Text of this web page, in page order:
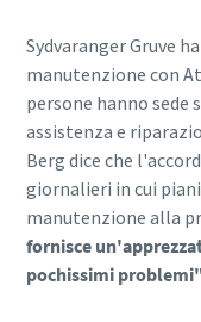
Sydvaranger Gruve
manutenzione con
persone hanno sede
assistenza e
Berg dice che
giornalieri in cui
manutenzione alla
fornisce
pochissimi